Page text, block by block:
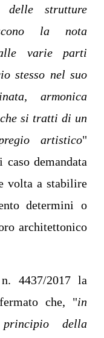
strutture
la nota
varie parti
stesso nel suo
armonica
si tratti di un
artistico"
demandata
volta a stabilire
determini o
architettonico
4437/2017 la
che, "in
della